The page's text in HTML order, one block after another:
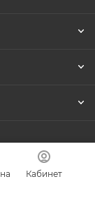
Кабинет